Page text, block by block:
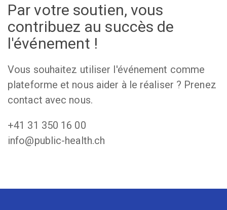
Par votre soutien, vous
contribuez au succès de
l'événement !
Vous souhaitez utiliser l'événement comme
plateforme et nous aider à le réaliser ? Prenez
contact avec nous.
+41 31 350 16 00
info@public-health.ch